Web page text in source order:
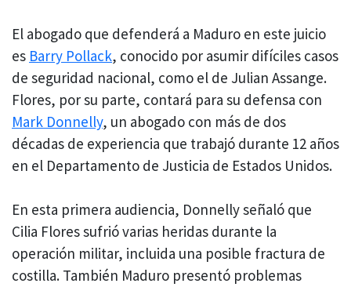
El abogado que defenderá a Maduro en este juicio
es Barry Pollack, conocido por asumir difíciles casos
de seguridad nacional, como el de Julian Assange.
Flores, por su parte, contará para su defensa con
Mark Donnelly, un abogado con más de dos
décadas de experiencia que trabajó durante 12 años
en el Departamento de Justicia de Estados Unidos.
En esta primera audiencia, Donnelly señaló que
Cilia Flores sufrió varias heridas durante la
operación militar, incluida una posible fractura de
costilla. También Maduro presentó problemas